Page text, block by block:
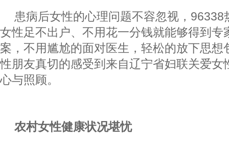
患病后女性的心理问题不容忽视，96338
女性足不出户、不用花一分钱就能够得到专
案，不用尴尬的面对医生，轻松的放下思想
性朋友真切的感受到来自辽宁省妇联关爱女
心与照顾。
农村女性健康状况堪忧